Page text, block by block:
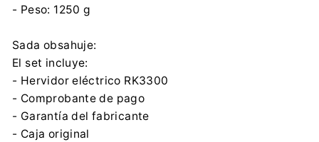
- Peso: 1250 g
Sada obsahuje:
El set incluye:
- Hervidor eléctrico RK3300
- Comprobante de pago
- Garantía del fabricante
- Caja original